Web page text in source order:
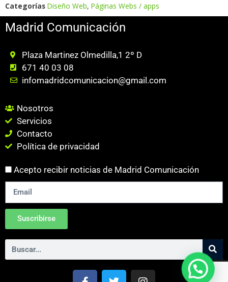
Categorías Diseño Web, Páginas Webs / apps
Madrid Comunicación
Plaza Martinez Olmedilla,1 2º D
671 40 03 08
infomadridcomunicacion@gmail.com
Nosotros
Servicios
Contacto
Política de privacidad
Acepto recibir noticias de Madrid Comunicación
Suscribirse